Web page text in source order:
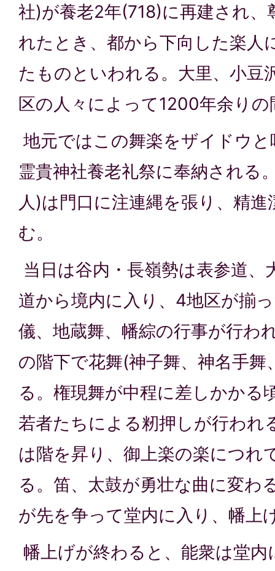
社)が養老2年(718)に再建され、
れたとき、都から下向した楽人
たものといわれる。大里、小豆
区の人々によって1200年余り
地元ではこの舞楽をザイドウ
霊貴神社養老礼祭に奉納される
人)は門口に注連縄を張り、精
む。
当日は谷内・長嶺勢は表参道、
道から境内に入り、4地区が揃
儀、地蔵舞、幡綜の行事が行わ
の階下で花舞(神子舞、神名手舞
る。権現舞が中程に差しかかる
若者たちによる籾押しが行われ
は階を昇り、御上楽の楽につれ
る。笛、太鼓が勇壮な曲に変わ
が先を争って堂内に入り、幡上
幡上げが終わると、能衆は堂内